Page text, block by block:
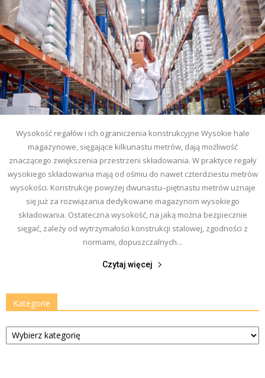
Wysokość regałów i ich ograniczenia konstrukcyjne Wysokie hale
magazynowe, sięgające kilkunastu metrów, dają możliwość
znaczącego zwiększenia przestrzeni składowania. W praktyce regały
wysokiego składowania mają od ośmiu do nawet czterdziestu metrów
wysokości. Konstrukcje powyżej dwunastu–piętnastu metrów uznaje
się już za rozwiązania dedykowane magazynom wysokiego
składowania. Ostateczna wysokość, na jaką można bezpiecznie
sięgać, zależy od wytrzymałości konstrukcji stalowej, zgodności z
normami, dopuszczalnych...
Czytaj więcej
Kategorie
Kategorie